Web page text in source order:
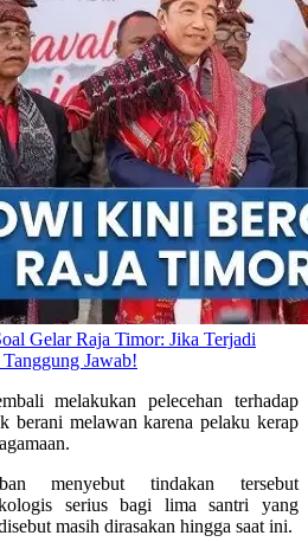
Gelar Raja Timor: Jika Terjadi
Jawab!
melakukan pelecehan terhadap
berani melawan karena pelaku kerap
menyebut tindakan tersebut
serius bagi lima santri yang
masih dirasakan hingga saat ini.